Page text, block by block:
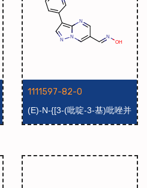
1111597-82-0
(E)-N-{[3-(吡啶-3-基)吡唑并
[1,5-a]嘧啶-6-基]亚甲基}羟胺